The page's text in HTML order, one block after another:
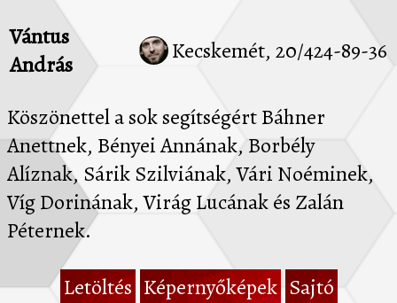
Vántus
András
Kecskemét, 20/424-89-36
Köszönettel a sok segítségért Báhner
Anettnek, Bényei Annának, Borbély
Alíznak, Sárik Szilviának, Vári Noéminek,
Víg Dorinának, Virág Lucának és Zalán
Péternek.
Letöltés Képernyőképek Sajtó